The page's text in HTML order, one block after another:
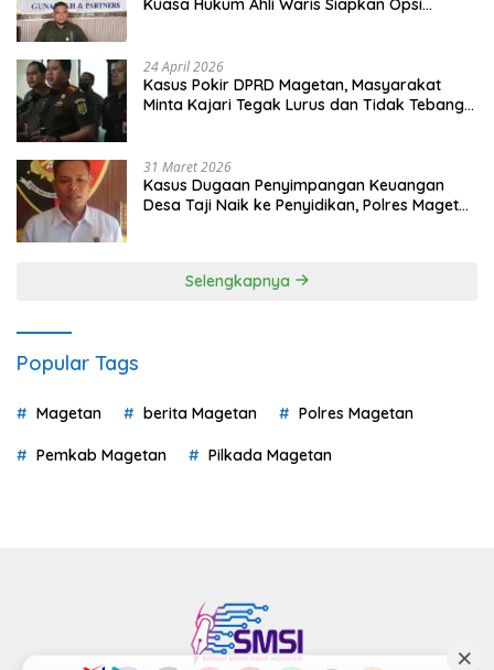
Kuasa Hukum Ahli Waris Siapkan Opsi
24 April 2026
Kasus Pokir DPRD Magetan, Masyarakat
Minta Kajari Tegak Lurus dan Tidak Tebang
31 Maret 2026
Kasus Dugaan Penyimpangan Keuangan
Desa Taji Naik ke Penyidikan, Polres Magetan
Selengkapnya
Popular Tags
Magetan berita Magetan Polres Magetan
Pemkab Magetan Pilkada Magetan